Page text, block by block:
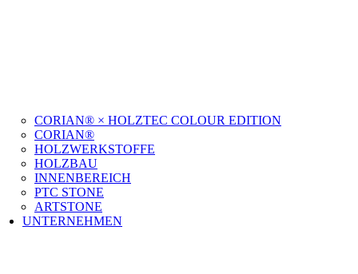
CORIAN® × HOLZTEC COLOUR EDITION
CORIAN®
HOLZWERKSTOFFE
HOLZBAU
INNENBEREICH
PTC STONE
ARTSTONE
UNTERNEHMEN